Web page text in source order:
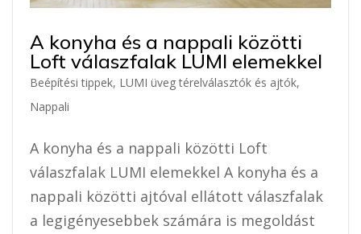
A konyha és a nappali közötti
Loft válaszfalak LUMI elemekkel
Beépítési tippek, LUMI üveg térelválasztók és ajtók,
Nappali
A konyha és a nappali közötti Loft
válaszfalak LUMI elemekkel A konyha és a
nappali közötti ajtóval ellátott válaszfalak
a legigényesebbek számára is megoldást